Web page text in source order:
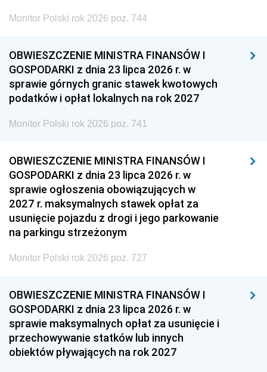
Monitor Polski rok 2026 poz. 744
OBWIESZCZENIE MINISTRA FINANSÓW I
GOSPODARKI z dnia 23 lipca 2026 r. w
sprawie górnych granic stawek kwotowych
podatków i opłat lokalnych na rok 2027
Monitor Polski rok 2026 poz. 741
OBWIESZCZENIE MINISTRA FINANSÓW I
GOSPODARKI z dnia 23 lipca 2026 r. w
sprawie ogłoszenia obowiązujących w
2027 r. maksymalnych stawek opłat za
usunięcie pojazdu z drogi i jego parkowanie
na parkingu strzeżonym
Monitor Polski rok 2026 poz. 727
OBWIESZCZENIE MINISTRA FINANSÓW I
GOSPODARKI z dnia 23 lipca 2026 r. w
sprawie maksymalnych opłat za usunięcie i
przechowywanie statków lub innych
obiektów pływających na rok 2027